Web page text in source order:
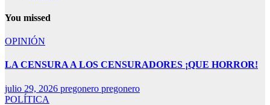
You missed
OPINIÓN
LA CENSURA A LOS CENSURADORES ¡QUE HORROR!
julio 29, 2026 pregonero pregonero
POLÍTICA